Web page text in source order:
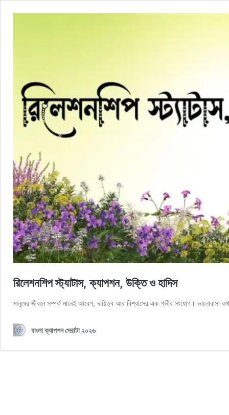
রিলেশনশিপ স্ট্যাটাস, ক্যাপশন, উক্তি ও হাদিস
মানুষের জীবনে সম্পর্ক মানেই আবেগ, দায়িত্ব আর বিশ্বাসের এক গভীর সংযোগ।
বাংলা ক্যাপশন সেরাটা ২০২৬